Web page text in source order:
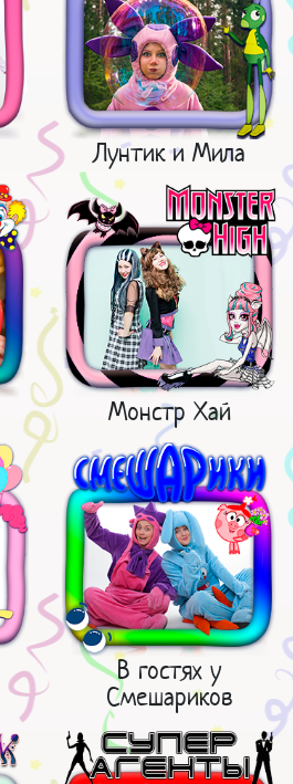
Лунтик и Мила
Монстр Хай
В гостях у
Смешариков